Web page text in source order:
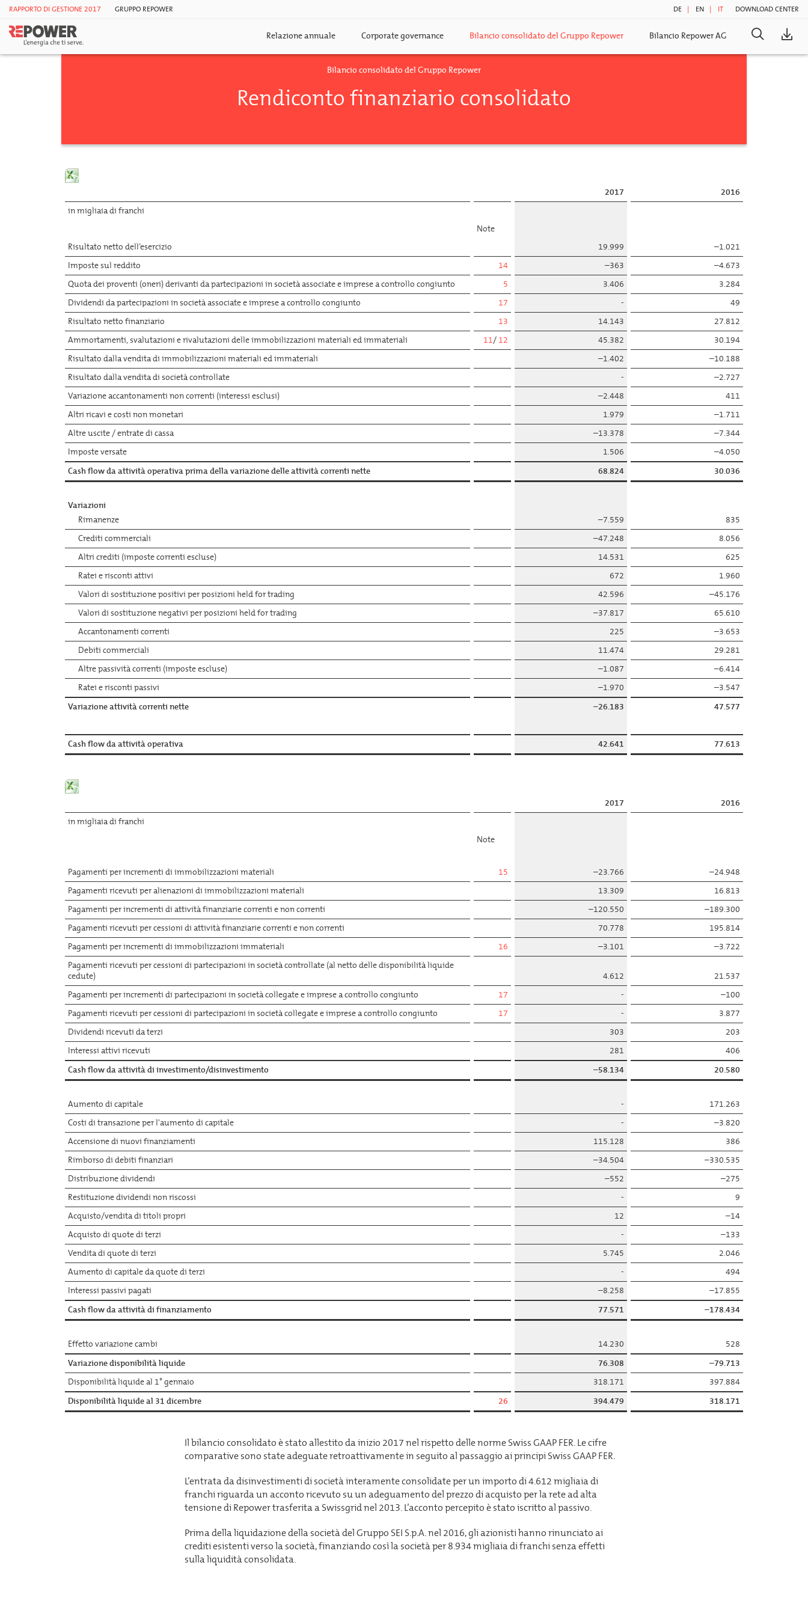
RAPPORTO DI GESTIONE 2017 GRUPPO REPOWER DOWNLOAD CENTER
DE EN IT
Relazione annuale Corporate governance Bilancio consolidato del Gruppo Repower Bilancio Repower AG
Search
for:
Bilancio consolidato del Gruppo Repower
Rendiconto finanziario consolidato
2017
2016
in migliaia di franchi
Note
Risultato netto dell’esercizio
19.999
–1.021
Imposte sul reddito
14 –363
–4.673
Quota dei proventi (oneri) derivanti da partecipazioni in società associate e imprese a controllo congiunto
5 3.406
3.284
Dividendi da partecipazioni in società associate e imprese a controllo congiunto
17 -
49
Risultato netto finanziario
13 14.143
27.812
Ammortamenti, svalutazioni e rivalutazioni delle immobilizzazioni materiali ed immateriali
11/ 12 45.382
30.194
Risultato dalla vendita di immobilizzazioni materiali ed immateriali
–1.402
–10.188
Risultato dalla vendita di società controllate
-
–2.727
Variazione accantonamenti non correnti (interessi esclusi)
–2.448
411
Altri ricavi e costi non monetari
1.979
–1.711
Altre uscite / entrate di cassa
–13.378
–7.344
Imposte versate
1.506
–4.050
Cash flow da attività operativa prima della variazione delle attività correnti nette
68.824 30.036
Variazioni
Rimanenze
–7.559
835
Crediti commerciali
–47.248
8.056
Altri crediti (imposte correnti escluse)
14.531
625
Ratei e risconti attivi
672
1.960
Valori di sostituzione positivi per posizioni held for trading
42.596
–45.176
Valori di sostituzione negativi per posizioni held for trading
–37.817
65.610
Accantonamenti correnti
225
–3.653
Debiti commerciali
11.474
29.281
Altre passività correnti (imposte escluse)
–1.087
–6.414
Ratei e risconti passivi
–1.970
–3.547
Variazione attività correnti nette
–26.183 47.577
Cash flow da attività operativa 42.641 77.613
2017
2016
in migliaia di franchi
Note
Pagamenti per incrementi di immobilizzazioni materiali 15 –23.766
–24.948
Pagamenti ricevuti per alienazioni di immobilizzazioni materiali
13.309
16.813
Pagamenti per incrementi di attività finanziarie correnti e non correnti
–120.550
–189.300
Pagamenti ricevuti per cessioni di attività finanziarie correnti e non correnti
70.778
195.814
Pagamenti per incrementi di immobilizzazioni immateriali
16 –3.101
–3.722
Pagamenti ricevuti per cessioni di partecipazioni in società controllate (al netto delle disponibilità liquide
cedute)
4.612
21.537
Pagamenti per incrementi di partecipazioni in società collegate e imprese a controllo congiunto
17 -
–100
Pagamenti ricevuti per cessioni di partecipazioni in società collegate e imprese a controllo congiunto
17 -
3.877
Dividendi ricevuti da terzi
303
203
Interessi attivi ricevuti
281
406
Cash flow da attività di investimento/disinvestimento
–58.134 20.580
Aumento di capitale -
171.263
Costi di transazione per l'aumento di capitale
-
–3.820
Accensione di nuovi finanziamenti
115.128
386
Rimborso di debiti finanziari
–34.504
–330.535
Distribuzione dividendi
–552
–275
Restituzione dividendi non riscossi
-
9
Acquisto/vendita di titoli propri
12
–14
Acquisto di quote di terzi
-
–133
Vendita di quote di terzi
5.745
2.046
Aumento di capitale da quote di terzi
-
494
Interessi passivi pagati
–8.258
–17.855
Cash flow da attività di finanziamento
77.571 –178.434
Effetto variazione cambi 14.230
528
Variazione disponibilità liquide
76.308
–79.713
Disponibilità liquide al 1° gennaio
318.171
397.884
Disponibilità liquide al 31 dicembre
26 394.479 318.171
Il bilancio consolidato è stato allestito da inizio 2017 nel rispetto delle norme Swiss GAAP FER. Le cifre
comparative sono state adeguate retroattivamente in seguito al passaggio ai principi Swiss GAAP FER.
L’entrata da disinvestimenti di società interamente consolidate per un importo di 4.612 migliaia di
franchi riguarda un acconto ricevuto su un adeguamento del prezzo di acquisto per la rete ad alta
tensione di Repower trasferita a Swissgrid nel 2013. L’acconto percepito è stato iscritto al passivo.
Prima della liquidazione della società del Gruppo SEI S.p.A. nel 2016, gli azionisti hanno rinunciato ai
crediti esistenti verso la società, finanziando così la società per 8.934 migliaia di franchi senza effetti
sulla liquidità consolidata.